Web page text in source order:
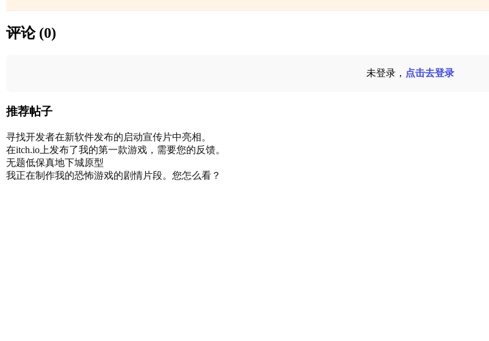
评论 (0)
未登录， 点击去登录
推荐帖子
寻找开发者在新软件发布的启动宣传片中亮相。
在itch.io上发布了我的第一款游戏，需要您的反馈。
无题低保真地下城原型
我正在制作我的恐怖游戏的剧情片段。您怎么看？